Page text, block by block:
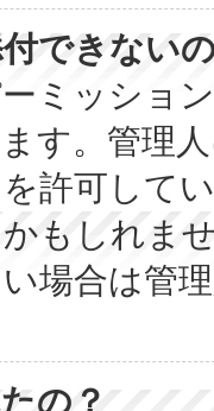
できない
ミッショ
す。管理
許可して
もしれま
場合は管
の？